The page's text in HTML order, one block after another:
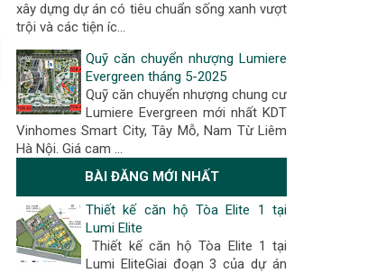
xây dựng dự án có tiêu chuẩn sống xanh vượt
trội và các tiện íc…
Quỹ căn chuyển nhượng Lumiere
Evergreen tháng 5-2025
Quỹ căn chuyển nhượng chung cư
Lumiere Evergreen mới nhất KDT
Vinhomes Smart City, Tây Mỗ, Nam Từ Liêm
Hà Nội. Giá cam …
BÀI ĐĂNG MỚI NHẤT
Thiết kế căn hộ Tòa Elite 1 tại
Lumi Elite
Thiết kế căn hộ Tòa Elite 1 tại
Lumi EliteGiai đoạn 3 của dự án